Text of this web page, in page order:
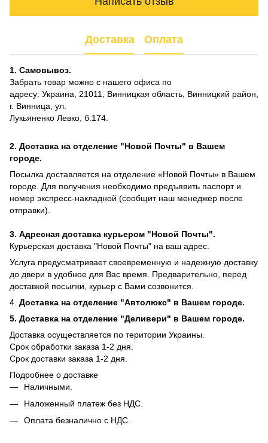
Доставка Оплата
1. Самовывоз.
Забрать товар можно с нашего офиса по
адресу: Украина, 21011, Винницкая область, Винницкий район,
г. Винница, ул.
Лукьяненко Левко, б.174.
2. Доставка на отделение "Новой Почты" в Вашем
городе.
Посылка доставляется на отделение «Новой Почты» в Вашем
городе. Для получения необходимо предъявить паспорт и
номер экспресс-накладной (сообщит наш менеджер после
отправки).
3. Адресная доставка курьером "Новой Почты".
Курьерская доставка "Новой Почты" на ваш адрес.
Услуга предусматривает своевременную и надежную доставку
до двери в удобное для Вас время. Предварительно, перед
доставкой посылки, курьер с Вами созвонится.
4. Доставка на отделение "Автолюкс" в Вашем городе.
5. Доставка на отделение "Деливери" в Вашем городе.
Доставка осуществляется по територии Украины.
Срок обработки заказа 1-2 дня.
​​Срок доставки заказа 1-2 дня.
Подробнее о доставке
Наличными.
Наложенный платеж без НДС.
Оплата безналично c НДС.